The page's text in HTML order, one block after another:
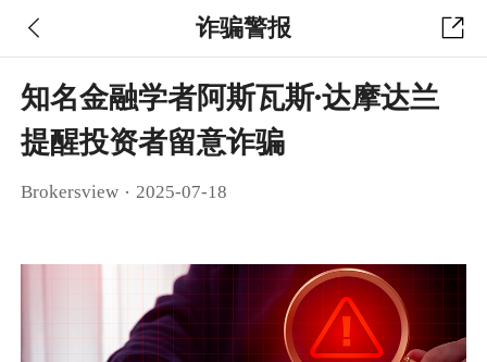
诈骗警报
知名金融学者阿斯瓦斯·达摩达兰
提醒投资者留意诈骗
Brokersview · 2025-07-18